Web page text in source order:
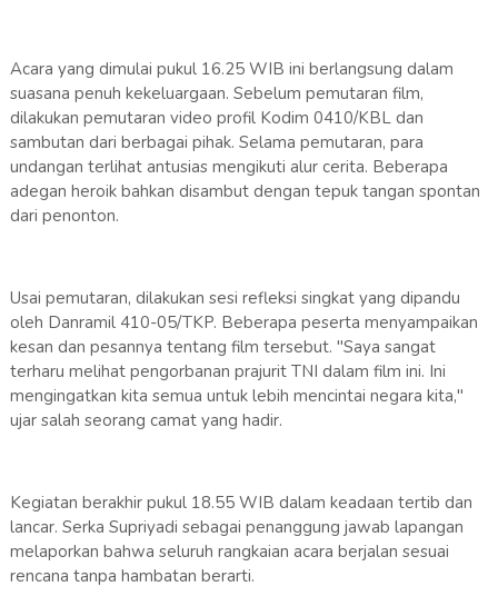
Acara yang dimulai pukul 16.25 WIB ini berlangsung dalam
suasana penuh kekeluargaan. Sebelum pemutaran film,
dilakukan pemutaran video profil Kodim 0410/KBL dan
sambutan dari berbagai pihak. Selama pemutaran, para
undangan terlihat antusias mengikuti alur cerita. Beberapa
adegan heroik bahkan disambut dengan tepuk tangan spontan
dari penonton.
Usai pemutaran, dilakukan sesi refleksi singkat yang dipandu
oleh Danramil 410-05/TKP. Beberapa peserta menyampaikan
kesan dan pesannya tentang film tersebut. "Saya sangat
terharu melihat pengorbanan prajurit TNI dalam film ini. Ini
mengingatkan kita semua untuk lebih mencintai negara kita,"
ujar salah seorang camat yang hadir.
Kegiatan berakhir pukul 18.55 WIB dalam keadaan tertib dan
lancar. Serka Supriyadi sebagai penanggung jawab lapangan
melaporkan bahwa seluruh rangkaian acara berjalan sesuai
rencana tanpa hambatan berarti.